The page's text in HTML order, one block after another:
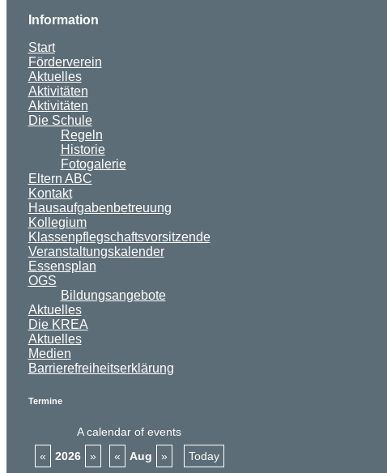
Information
Start
Förderverein
Aktuelles
Aktivitäten
Aktivitäten
Die Schule
Regeln
Historie
Fotogalerie
Eltern ABC
Kontakt
Hausaufgabenbetreuung
Kollegium
Klassenpflegschaftsvorsitzende
Veranstaltungskalender
Essensplan
OGS
Bildungsangebote
Aktuelles
Die KREA
Aktuelles
Medien
Barrierefreiheitserklärung
Termine
A calendar of events
«
2026 » « Aug »
Today